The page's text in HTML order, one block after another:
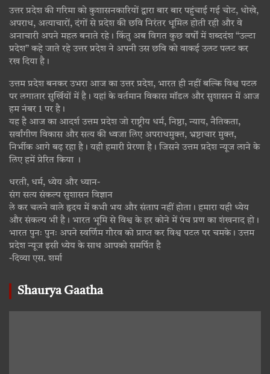
उत्तर प्रदेश की गरिमा को कुशासनकारियों द्वारा बार बार पहुंचाई गई चोट, धोखे,
अपराध, अत्याचारों, दंगों से प्रदेश की छवि निरंतर धूमिल होती रही और वे
अनाचारी अपने महल बनाते रहे। किंतु अब विगत कुछ वर्षों में शब्ददंश “उल्टा
प्रदेश” कहे जाते रहे उत्तर प्रदेश ने अपनी उस छवि को वाकई उलट पलट कर
रख दिया है।
उत्तम प्रदेश बनकर उभरा आज का उत्तर प्रदेश, भारत ही नहीं बल्कि विश्व पटल
पर लगातार सुर्खियों में है। यहां के वर्तमान विकास मॉडल और सुशासन में आज
हम नंबर 1 पर है।
यह है आज का आदर्श उत्तम प्रदेश जो राष्ट्रीय धर्म, निष्ठा, न्याय, नैतिकता,
सर्वांगीण विकास और सत्य की ध्वजा लिए अपराधमुक्त, भ्रष्टाचार मुक्त,
निर्भीक आगे बढ़ रहा है। यही हमारी प्रेरणा है। जिसने उत्तम प्रदेश न्यूज लाने के
लिए हमें प्रेरित किया ।
धरती, धर्म, ध्येय और ध्यान-
संग सत्य संकल्प सुशासन विज्ञान
ले कर चलने वाले हृदय में कभी भय और संताप नहीं होता। हमारा यही ध्येय
और संकल्प भी है। भारत भूमि से विश्व के हर कोने में पंच प्रण का शंखनाद हो।
भारत पुनः पुनः अपने स्वर्णिम गौरव को प्राप्त कर विश्व पटल पर चमके। उत्तम
प्रदेश न्यूज इसी ध्येय के साथ आपको समर्पित है
-दिव्या एस. शर्मा
Shaurya Gaatha